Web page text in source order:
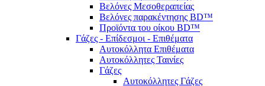
Βελόνες Μεσοθεραπείας
Βελόνες παρακέντησης BD™
Προϊόντα του οίκου BD™
Γάζες - Επίδεσμοι - Επιθέματα
Αυτοκόλλητα Επιθέματα
Αυτοκόλλητες Ταινίες
Γάζες
Αυτοκόλλητες Γάζες